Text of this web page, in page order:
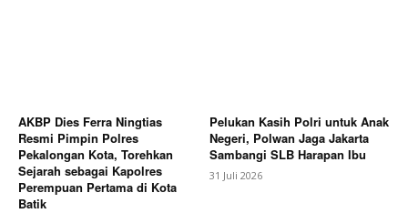
AKBP Dies Ferra Ningtias
Resmi Pimpin Polres
Pekalongan Kota, Torehkan
Sejarah sebagai Kapolres
Perempuan Pertama di Kota
Batik
Pelukan Kasih Polri untuk Anak
Negeri, Polwan Jaga Jakarta
Sambangi SLB Harapan Ibu
31 Juli 2026